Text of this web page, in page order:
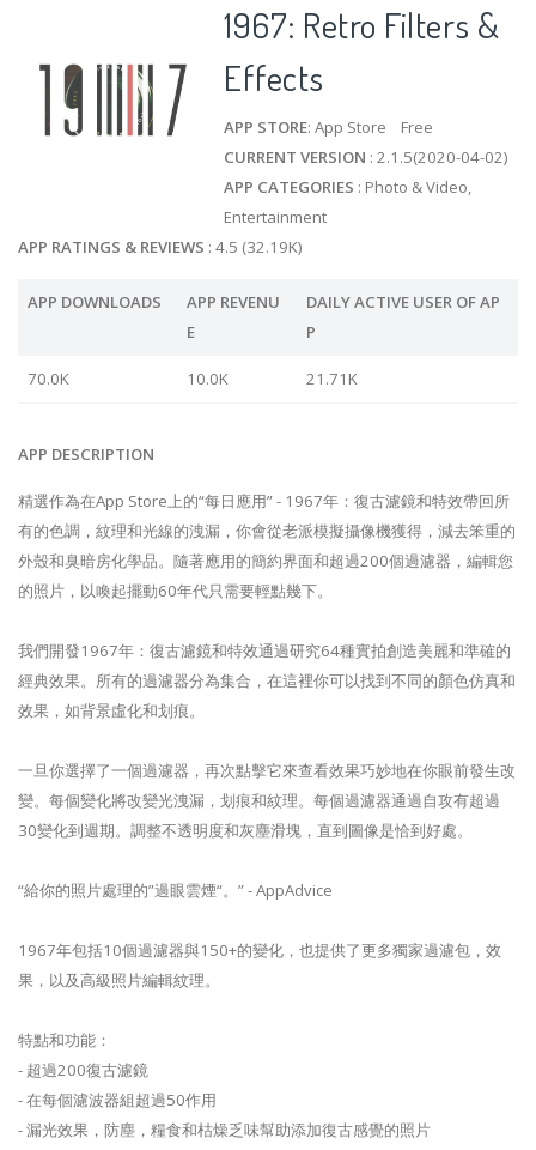
1967: Retro Filters &
Effects
APP STORE: App Store Free
CURRENT VERSION : 2.1.5(2020-04-02)
APP CATEGORIES : Photo & Video,
Entertainment
APP RATINGS & REVIEWS : 4.5 (32.19K)
APP DOWNLOADS
APP REVENU
E
DAILY ACTIVE USER OF AP
P
70.0K 10.0K 21.71K
APP DESCRIPTION
精選作為在App Store上的“每日應用” - 1967年：復古濾鏡和特效帶回所
有的色調，紋理和光線的洩漏，你會從老派模擬攝像機獲得，減去笨重的
外殼和臭暗房化學品。隨著應用的簡約界面和超過200個過濾器，編輯您
的照片，以喚起擺動60年代只需要輕點幾下。
我們開發1967年：復古濾鏡和特效通過研究64種實拍創造美麗和準確的
經典效果。所有的過濾器分為集合，在這裡你可以找到不同的顏色仿真和
效果，如背景虛化和划痕。
一旦你選擇了一個過濾器，再次點擊它來查看效果巧妙地在你眼前發生改
變。每個變化將改變光洩漏，划痕和紋理。每個過濾器通過自攻有超過
30變化到週期。調整不透明度和灰塵滑塊，直到圖像是恰到好處。
“給你的照片處理的”過眼雲煙“。” - AppAdvice
1967年包括10個過濾器與150+的變化，也提供了更多獨家過濾包，效
果，以及高級照片編輯紋理。
特點和功能：
- 超過200復古濾鏡
- 在每個濾波器組超過50作用
- 漏光效果，防塵，糧食和枯燥乏味幫助添加復古感覺的照片